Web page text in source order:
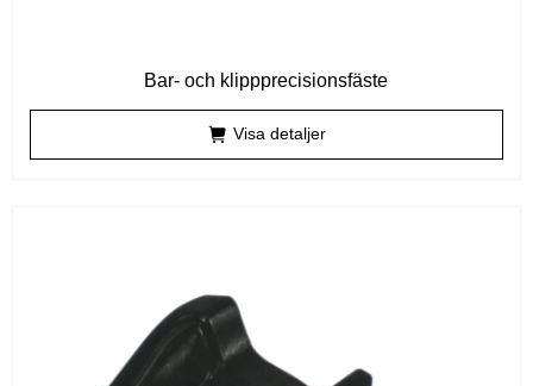
Bar- och klippprecisionsfäste
Visa detaljer